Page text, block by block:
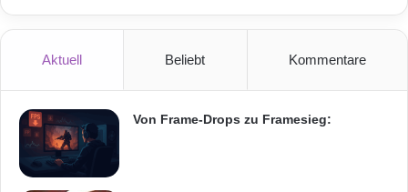
f
ü
t
a
m
m
k
Aktuell Beliebt Kommentare
Von Frame-Drops zu Framesieg: